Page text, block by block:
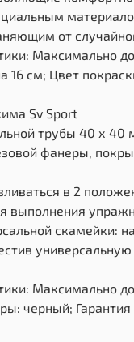
от
Максимально
16 см; Цвет
Sv Sport
трубы 40 х
фанеры,
в 2
выполнения
скамейки:
Максимально
черный; Гарантия